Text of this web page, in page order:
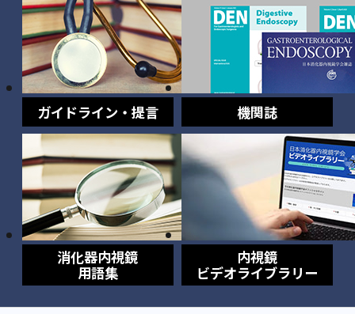
ガイドライン・提言 機関誌
消化器内視鏡
用語集
内視鏡
ビデオライブラリー